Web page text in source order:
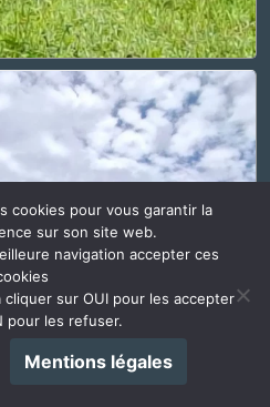
cookies pour vous garantir la
sur son site web.
navigation accepter ces
sur OUI pour les accepter
pour les refuser.
Mentions légales